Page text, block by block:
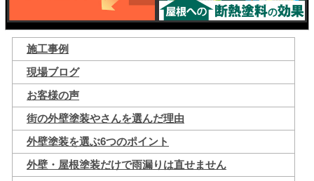
施工事例
現場ブログ
お客様の声
街の外壁塗装やさんを選んだ理由
外壁塗装を選ぶ6つのポイント
外壁・屋根塗装だけで雨漏りは直せません